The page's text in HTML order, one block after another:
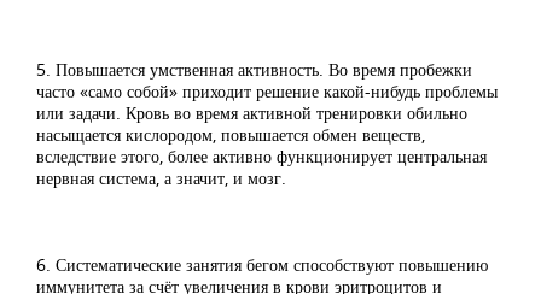
5. Повышается умственная активность. Во время пробежки
часто «само собой» приходит решение какой-нибудь проблемы
или задачи. Кровь во время активной тренировки обильно
насыщается кислородом, повышается обмен веществ,
вследствие этого, более активно функционирует центральная
нервная система, а значит, и мозг.
6. Систематические занятия бегом способствуют повышению
иммунитета за счёт увеличения в крови эритроцитов и